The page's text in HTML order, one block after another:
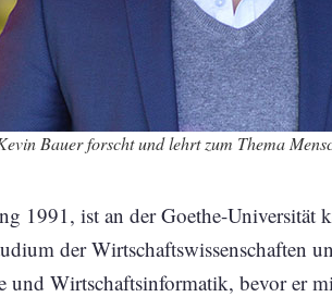
Bauer forscht und lehrt zum Thema
1991, ist an der Goethe-Universität
der Wirtschaftswissenschaften
und Wirtschaftsinformatik, bevor er